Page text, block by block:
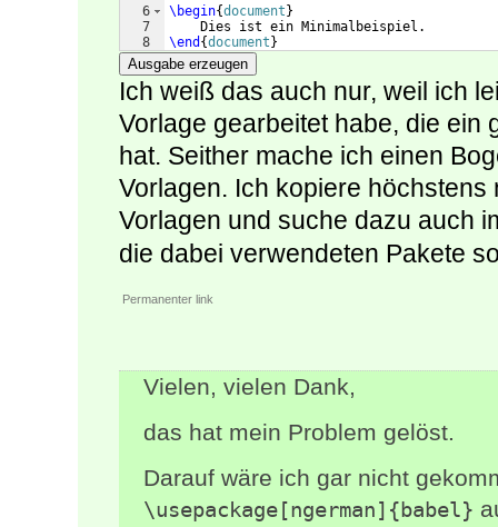
6
7
8
\begin{document }
    Dies ist ein Minimalbeispiel.
\end {document }
Ausgabe erzeugen
Ich weiß das auch nur, weil ich
Vorlage gearbeitet habe, die ein
hat. Seither mache ich einen
Vorlagen. Ich kopiere
Vorlagen und suche dazu auch
die dabei verwendeten Pakete
Permanenter link
Vielen, vielen Dank,
das hat mein Problem gelöst.
Darauf wäre ich gar nicht
\usepackage[ngerman]{babel}